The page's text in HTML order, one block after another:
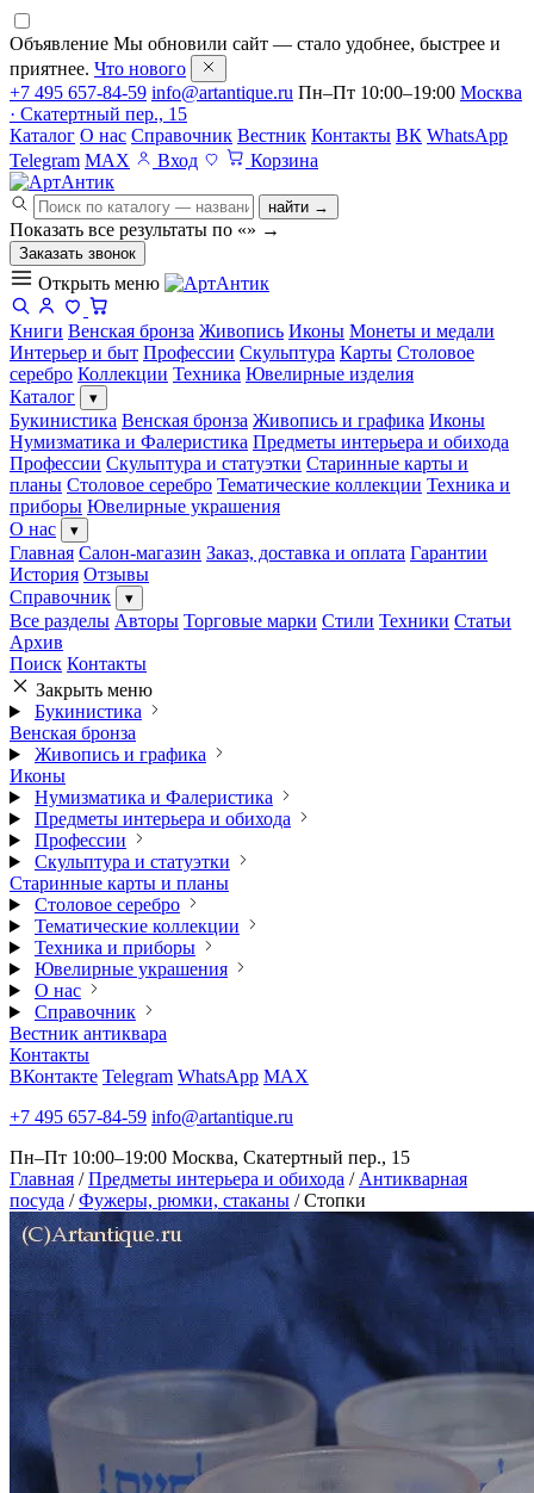
Объявление Мы обновили сайт — стало удобнее, быстрее и
приятнее. Что нового
+7 495 657-84-59 info@artantique.ru Пн–Пт 10:00–19:00 Москва
· Скатертный пер., 15
Каталог О нас Справочник Вестник Контакты ВК WhatsApp
Telegram MAX Вход Корзина
найти →
Показать все результаты по «» →
Заказать звонок
Открыть меню
Книги Венская бронза Живопись Иконы Монеты и медали
Интерьер и быт Профессии Скульптура Карты Столовое
серебро Коллекции Техника Ювелирные изделия
Каталог
▾
Букинистика Венская бронза Живопись и графика Иконы
Нумизматика и Фалеристика Предметы интерьера и обихода
Профессии Скульптура и статуэтки Старинные карты и
планы Столовое серебро Тематические коллекции Техника и
приборы Ювелирные украшения
О нас
▾
Главная Салон-магазин Заказ, доставка и оплата Гарантии
История Отзывы
Справочник
▾
Все разделы Авторы Торговые марки Стили Техники Статьи
Архив
Поиск Контакты
Закрыть меню
Букинистика
Венская бронза
Живопись и графика
Иконы
Нумизматика и Фалеристика
Предметы интерьера и обихода
Профессии
Скульптура и статуэтки
Старинные карты и планы
Столовое серебро
Тематические коллекции
Техника и приборы
Ювелирные украшения
О нас
Справочник
Вестник антиквара
Контакты
ВКонтакте Telegram WhatsApp MAX
+7 495 657-84-59 info@artantique.ru
Пн–Пт 10:00–19:00 Москва, Скатертный пер., 15
Главная / Предметы интерьера и обихода / Антикварная
посуда / Фужеры, рюмки, стаканы / Стопки